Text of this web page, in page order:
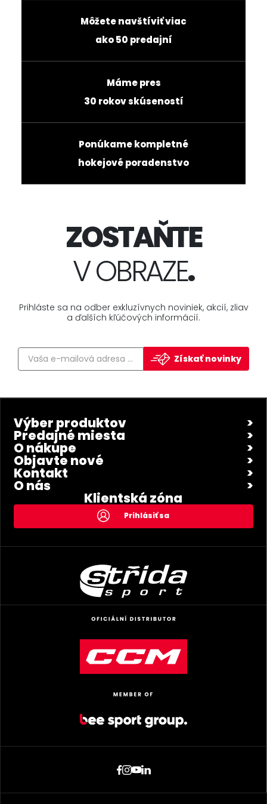
Môžete navštíviť viac
ako 50 predajní
Máme pres
30 rokov skúseností
Ponúkame kompletné
hokejové poradenstvo
ZOSTAŇTE
V OBRAZE.
Prihláste sa na odber exkluzívnych noviniek, akcií, zliav
a ďalších kľúčových informácií.
Získať novinky
Výber produktov
Predajné miesta
O nákupe
Objavte nové
Kontakt
O nás
Klientská zóna
Prihlásiť sa